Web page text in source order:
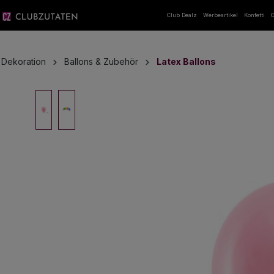
Zur Hauptnavigation springenClub Dealz Werbeartikel Konfetti
Dekoration Ballons & Zubehör Latex Ballons
Bildergalerie überspringen